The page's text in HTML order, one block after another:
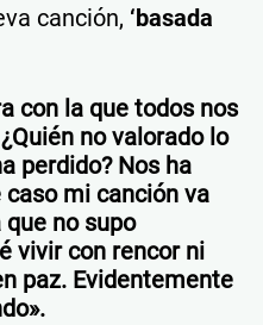
canción, ‘basada
con la que todos nos
no valorado lo
perdido? Nos ha
caso mi canción va
no supo
vivir con rencor ni
paz. Evidentemente